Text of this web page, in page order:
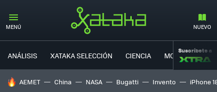
MENÚ NUEVO
ANÁLISIS XATAKA SELECCIÓN CIENCIA MOVILIDAD
Suscríbete a
HOY SE HABLA DE
AEMET China NASA Bugatti Invento iPhone